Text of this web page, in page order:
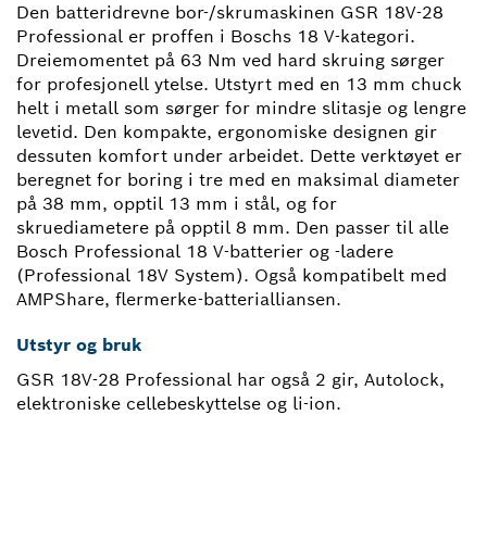
Den batteridrevne bor-/skrumaskinen GSR 18V-28
Professional er proffen i Boschs 18 V-kategori.
Dreiemomentet på 63 Nm ved hard skruing sørger
for profesjonell ytelse. Utstyrt med en 13 mm chuck
helt i metall som sørger for mindre slitasje og lengre
levetid. Den kompakte, ergonomiske designen gir
dessuten komfort under arbeidet. Dette verktøyet er
beregnet for boring i tre med en maksimal diameter
på 38 mm, opptil 13 mm i stål, og for
skruediametere på opptil 8 mm. Den passer til alle
Bosch Professional 18 V-batterier og -ladere
(Professional 18V System). Også kompatibelt med
AMPShare, flermerke-batterialliansen.
Utstyr og bruk
GSR 18V-28 Professional har også 2 gir, Autolock,
elektroniske cellebeskyttelse og li-ion.